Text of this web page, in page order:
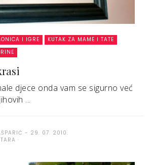
I IGRE
KUTAK ZA MAME I TATE
djece onda vam se sigurno već
...
29. 07. 2010.